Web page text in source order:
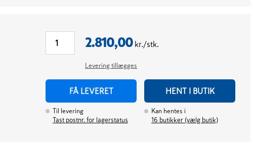
2.810,00 kr./stk.
Levering tillægges
FÅ LEVERET HENT I BUTIK
Til levering
Tast postnr. for lagerstatus
Kan hentes i
16 butikker (vælg butik)